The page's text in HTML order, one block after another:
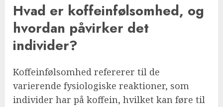
Hvad er koffeinfølsomhed, og
hvordan påvirker det
individer?
Koffeinfølsomhed refererer til de
varierende fysiologiske reaktioner, som
individer har på koffein, hvilket kan føre til